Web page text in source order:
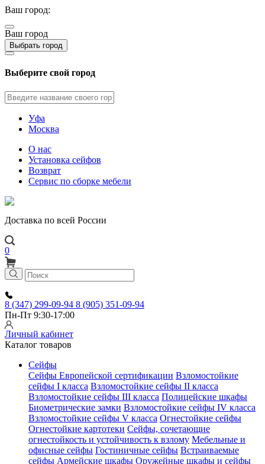
Ваш город:
Ваш город
Выбрать город
Выберите свой город
Уфа
Москва
О нас
Установка сейфов
Возврат
Сервис по сборке мебели
Доставка по всей России
0
8 (347) 299-09-94 8 (905) 351-09-94
Пн-Пт 9:30-17:00
Личный кабинет
Каталог товаров
Сейфы
Сейфы Европейской сертификации Взломостойкие
сейфы I класса Взломостойкие сейфы II класса
Взломостойкие сейфы III класса Полицейские шкафы
Биометрические замки Взломостойкие сейфы IV класса
Взломостойкие сейфы V класса Огнестойкие сейфы
Огнестойкие картотеки Сейфы, сочетающие
огнестойкость и устойчивость к взлому Мебельные и
офисные сейфы Гостиничные сейфы Встраиваемые
сейфы Армейские шкафы Оружейные шкафы и сейфы